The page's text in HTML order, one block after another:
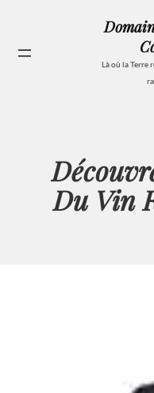
contenu
Là où la Terre
Du Vin